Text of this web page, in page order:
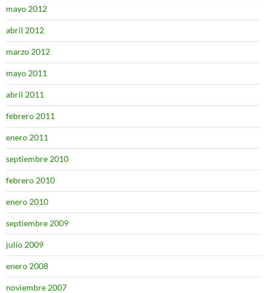
mayo 2012
abril 2012
marzo 2012
mayo 2011
abril 2011
febrero 2011
enero 2011
septiembre 2010
febrero 2010
enero 2010
septiembre 2009
julio 2009
enero 2008
noviembre 2007